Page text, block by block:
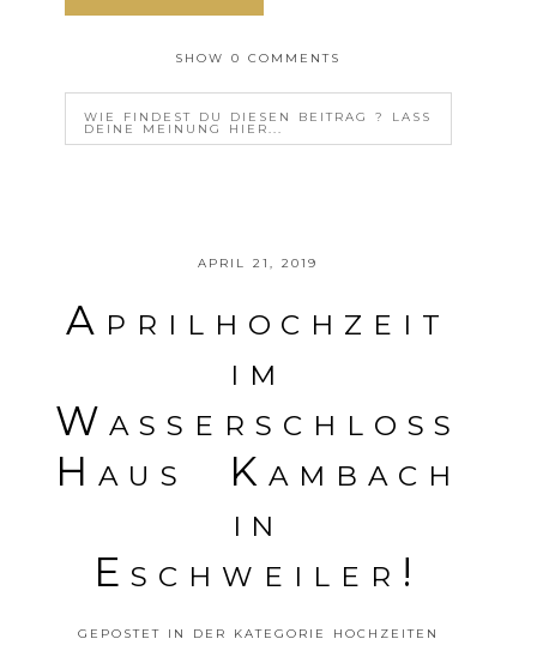
SHOW0 COMMENTS
WIE FINDEST DU DIESEN BEITRAG ? LASS
DEINE MEINUNG HIER...
POSTE DEINE MEINUNG
APRIL 21, 2019
Aprilhochzeit
im
Wasserschloss
Haus Kambach
in
Eschweiler!
GEPOSTET IN DER KATEGORIE HOCHZEITEN